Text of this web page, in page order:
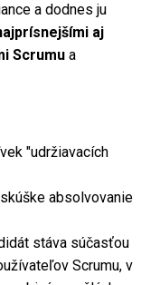
a dodnes ju
aj
Scrumu a
"udržiavacích
absolvovanie
stáva súčasťou
Scrumu, v